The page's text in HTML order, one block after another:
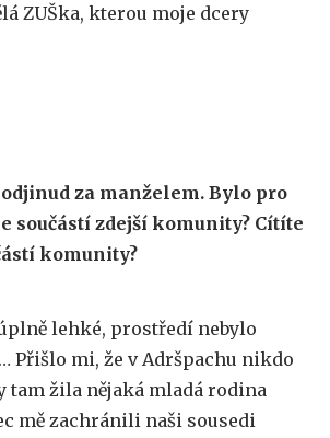
ZUŠka, kterou moje dcery
za manželem. Bylo pro
součástí zdejší komunity? Cítíte
komunity?
lehké, prostředí nebylo
Přišlo mi, že v Adršpachu nikdo
tam žila nějaká mladá rodina
mě zachránili naši sousedi